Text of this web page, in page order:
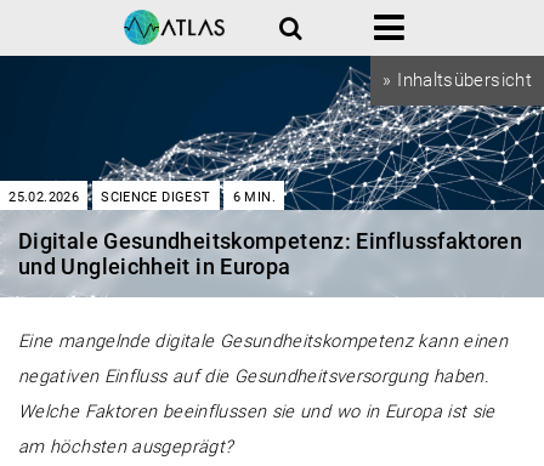
» Inhaltsübersicht
Suche Menü
25.02.2026 SCIENCE DIGEST 6 MIN.
Digitale Gesundheitskompetenz: Einflussfaktoren
und Ungleichheit in Europa
Eine mangelnde digitale Gesundheitskompetenz kann einen
negativen Einfluss auf die Gesundheitsversorgung haben.
Welche Faktoren beeinflussen sie und wo in Europa ist sie
am höchsten ausgeprägt?